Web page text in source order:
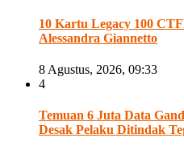
10 Kartu Legacy 100
Alessandra Giannetto
8 Agustus, 2026, 09:33
4
Temuan 6 Juta Data
Desak Pelaku Ditindak